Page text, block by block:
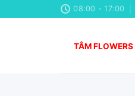
đến
08:00 - 17:00
TÂM FLOWERS